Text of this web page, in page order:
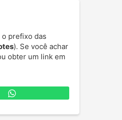
prefixo das
). Se você achar
obter um link em